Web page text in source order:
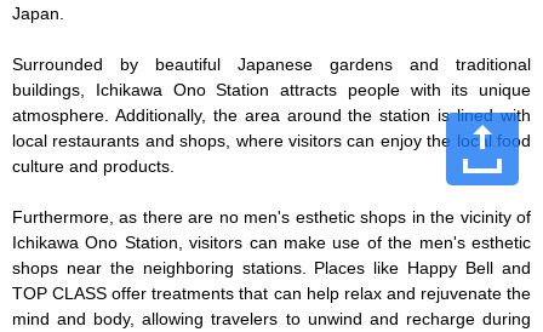
Japan.
Surrounded by beautiful Japanese gardens and traditional
buildings, Ichikawa Ono Station attracts people with its unique
atmosphere. Additionally, the area around the station is lined with
local restaurants and shops, where visitors can enjoy the local food
culture and products.
Furthermore, as there are no men's esthetic shops in the vicinity of
Ichikawa Ono Station, visitors can make use of the men's esthetic
shops near the neighboring stations. Places like Happy Bell and
TOP CLASS offer treatments that can help relax and rejuvenate the
mind and body, allowing travelers to unwind and recharge during